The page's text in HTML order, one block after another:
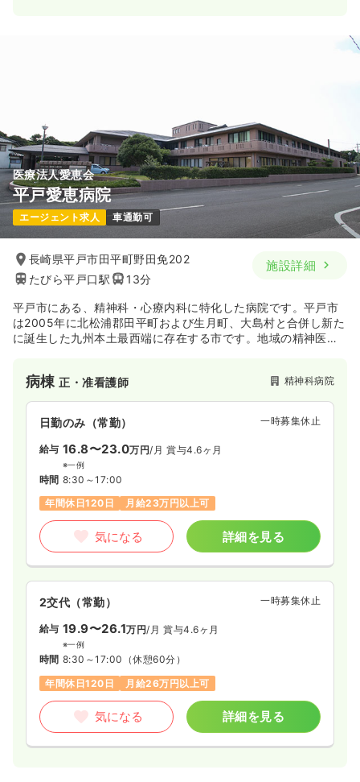
医療法人愛恵会
平戸愛恵病院
エージェント求人 車通勤可
長崎県平戸市田平町野田免202
たびら平戸口駅
13分
施設詳細
平戸市にある、精神科・心療内科に特化した病院です。平戸市
は2005年に北松浦郡田平町および生月町、大島村と合併し新た
に誕生した九州本土最西端に存在する市です。地域の精神医療
です。
病棟正・准看護師 精神科病院
日勤のみ（常勤） 一時募集休止
給与 16.8〜23.0万円/月 賞与4.6ヶ月
※一例
時間 8:30～17:00
年間休日120日
月給23万円以上可
気になる 詳細を見る
2交代（常勤） 一時募集休止
給与 19.9〜26.1万円/月 賞与4.6ヶ月
※一例
時間 8:30～17:00 （休憩60分）
年間休日120日
月給26万円以上可
気になる 詳細を見る